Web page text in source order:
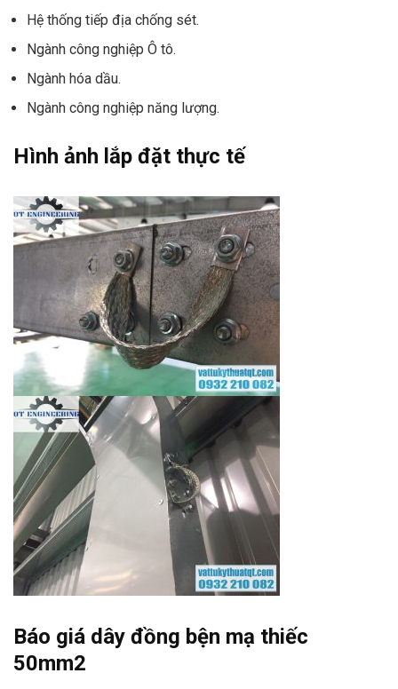
Hệ thống tiếp địa chống sét.
Ngành công nghiệp Ô tô.
Ngành hóa dầu.
Ngành công nghiệp năng lượng.
Hình ảnh lắp đặt thực tế
Báo giá dây đồng bện mạ thiếc
50mm2